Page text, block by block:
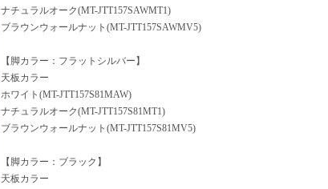
ナチュラルオーク(MT-JTT157SAWMT1)
ブラウンウォールナット(MT-JTT157SAWMV5)
【脚カラー：フラットシルバー】
天板カラー
ホワイト(MT-JTT157S81MAW)
ナチュラルオーク(MT-JTT157S81MT1)
ブラウンウォールナット(MT-JTT157S81MV5)
【脚カラー：ブラック】
天板カラー